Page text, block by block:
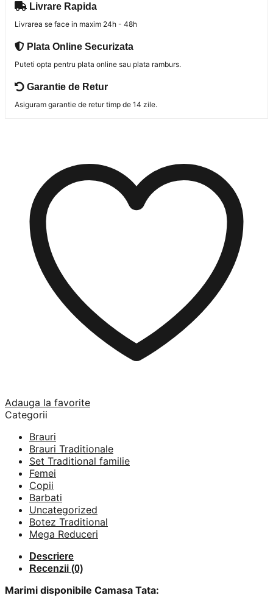
Livrare Rapida
Livrarea se face in maxim 24h - 48h
Plata Online Securizata
Puteti opta pentru plata online sau plata ramburs.
Garantie de Retur
Asiguram garantie de retur timp de 14 zile.
Adauga la favorite
Categorii
Brauri
Brauri Traditionale
Set Traditional familie
Femei
Copii
Barbati
Uncategorized
Botez Traditional
Mega Reduceri
Descriere
Recenzii (0)
Marimi disponibile Camasa Tata: